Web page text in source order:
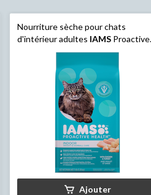
Nourriture sèche pour chats
d'intérieur adultes IAMS Proactive
Health Contrôle des boules de poils
Ajouter